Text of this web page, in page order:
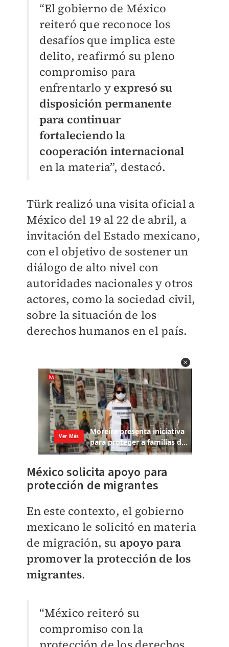
“El gobierno de México
reiteró que reconoce los
desafíos que implica este
delito, reafirmó su pleno
compromiso para
enfrentarlo y expresó su
disposición permanente
para continuar
fortaleciendo la
cooperación internacional
en la materia”, destacó.
Türk realizó una visita oficial a
México del 19 al 22 de abril, a
invitación del Estado mexicano,
con el objetivo de sostener un
diálogo de alto nivel con
autoridades nacionales y otros
actores, como la sociedad civil,
sobre la situación de los
derechos humanos en el país.
México solicita apoyo para
protección de migrantes
En este contexto, el gobierno
mexicano le solicitó en materia
de migración, su apoyo para
promover la protección de los
migrantes.
“México reiteró su
compromiso con la